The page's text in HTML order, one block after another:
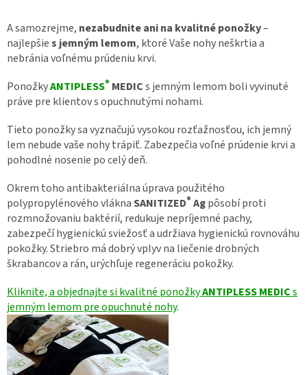
A samozrejme, nezabudnite ani na kvalitné ponožky–
najlepšies jemným lemom, ktoré Vaše nohy neškrtia a
nebránia voľnému prúdeniu krvi.
PonožkyANTIPLESS® MEDICs jemným lemom boli vyvinuté
práve pre klientov s opuchnutými nohami.
Tieto ponožky sa vyznačujú vysokou rozťažnosťou, ich jemný
lem nebude vaše nohy trápiť. Zabezpečia voľné prúdenie krvi a
pohodlné nosenie po celý deň.
Okrem toho antibakteriálna úprava použitého
polypropylénového vláknaSANITIZED® Agpôsobí proti
rozmnožovaniu baktérií, redukuje nepríjemné pachy,
zabezpečí hygienickú sviežosť a udržiava hygienickú rovnováhu
pokožky. Striebro má dobrý vplyv na liečenie drobných
škrabancov a rán, urýchľuje regeneráciu pokožky.
Kliknite, a objednajte si kvalitné ponožkyANTIPLESS MEDICs
jemným lemom pre opuchnuté nohy.